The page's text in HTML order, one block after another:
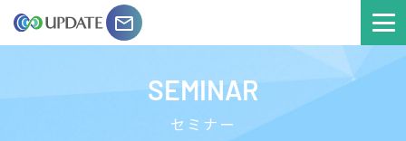
email
SEMINAR
セミナー